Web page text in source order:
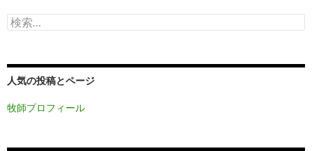
検
索:
人気の投稿とページ
牧師プロフィール